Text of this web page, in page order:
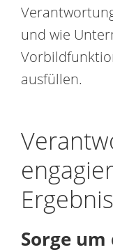
und wie
ausfüllen.
Sorge